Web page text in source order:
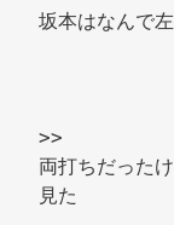
坂本はなんで
>>
両打ちだった
見た